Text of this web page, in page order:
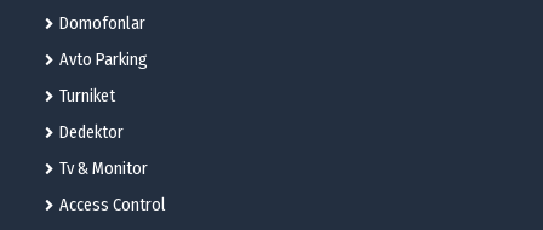
Domofonlar
Avto Parking
Turniket
Dedektor
Tv & Monitor
Access Control